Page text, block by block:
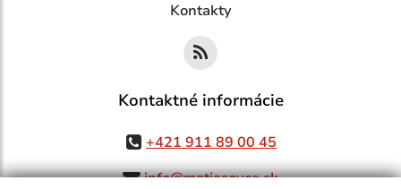
Kontakty
Kontaktné informácie
+421 911 89 00 45
info@matiasovce.sk